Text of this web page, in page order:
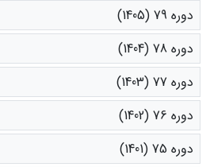
دوره 79 (1405)
دوره 78 (1404)
دوره 77 (1403)
دوره 76 (1402)
دوره 75 (1401)